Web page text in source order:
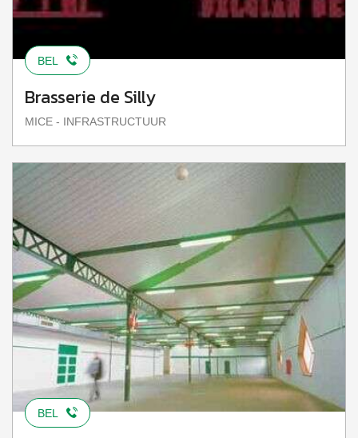
BEL
Brasserie de Silly
MICE - INFRASTRUCTUUR
BEL